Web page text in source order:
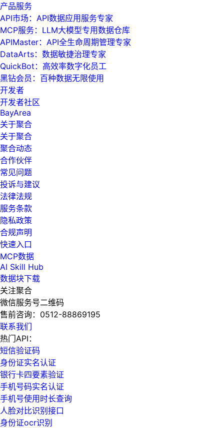
产品服务
API市场：API数据应用服务专家
MCP服务：LLM大模型专用数据仓库
APIMaster：API全生命周期管理专家
DataArts：数据敏捷治理专家
QuickBot：高效率数字化员工
黑钻会员：百种数据无限使用
开发者
开发者社区
BayArea
关于聚合
关于聚合
聚合动态
合作伙伴
常见问题
投诉与建议
法律法规
服务条款
隐私政策
合规声明
快速入口
MCP数据
AI Skill Hub
数据块下载
关注聚合
微信服务号二维码
售前咨询： 0512-88869195
联系我们
热门API：
短信验证码
身份证实名认证
银行卡四要素验证
手机号码实名认证
手机号使用时长查询
人脸对比识别接口
身份证ocr识别